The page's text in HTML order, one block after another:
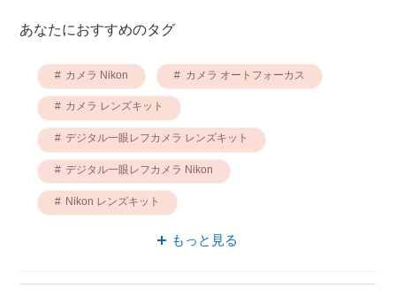
あなたにおすすめのタグ
カメラ Nikon カメラ オートフォーカス
カメラ レンズキット
デジタル一眼レフカメラ レンズキット
デジタル一眼レフカメラ Nikon
Nikon レンズキット
Nikon オートフォーカス
もっと見る